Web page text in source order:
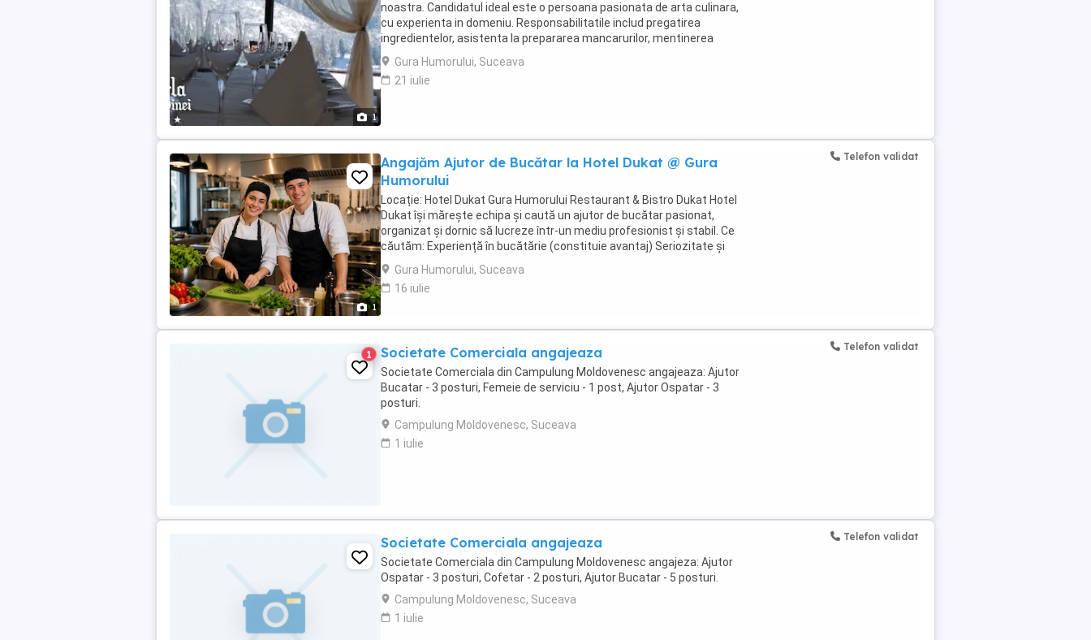
1
noastra. Candidatul ideal este o persoana pasionata de arta culinara,
cu experienta in domeniu. Responsabilitatile includ pregatirea
ingredientelor, asistenta la prepararea mancarurilor, mentinerea
curateniei in bucatarie si respectarea standardelor ...
Gura Humorului, Suceava
21 iulie
1
Angajăm Ajutor de Bucătar la Hotel Dukat @ Gura
Humorului
Locație: Hotel Dukat Gura Humorului Restaurant & Bistro Dukat Hotel
Dukat își mărește echipa și caută un ajutor de bucătar pasionat,
organizat și dornic să lucreze într-un mediu profesionist și stabil. Ce
căutăm: Experiență în bucătărie (constituie avantaj) Seriozitate și
spirit de echipă ...
Gura Humorului, Suceava
16 iulie
Telefon validat
1 Societate Comerciala angajeaza
Societate Comerciala din Campulung Moldovenesc angajeaza: Ajutor
Bucatar - 3 posturi, Femeie de serviciu - 1 post, Ajutor Ospatar - 3
posturi.
Campulung Moldovenesc, Suceava
1 iulie
Telefon validat
Societate Comerciala angajeaza
Societate Comerciala din Campulung Moldovenesc angajeza: Ajutor
Ospatar - 3 posturi, Cofetar - 2 posturi, Ajutor Bucatar - 5 posturi.
Campulung Moldovenesc, Suceava
1 iulie
Telefon validat